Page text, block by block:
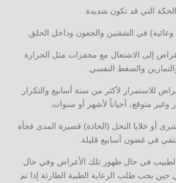
التي قد تكون شديدة.
في الشفتين والجفون وداخل الحلق.
إلى الاشتعال مع محفزات مثل الحرارة
والضغط النفسي.
للاستمرار لأكثر من ستة أسابيع والتكرار
متوقع، أحياناً لأشهر أو سنوات.
أو خلايا النحل (الحادة) قصيرة المدى فجأة
في غضون أسابيع قليلة.
في حال ظهور تلك الأعراض وفي حال
حين يجب طلب الرعاية الطبية الطارئة إذا تم